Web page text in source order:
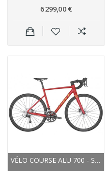
6 299,00 €
VÉLO COURSE ALU 700 - SCOTT 2022 SPEEDSTER 30 -...